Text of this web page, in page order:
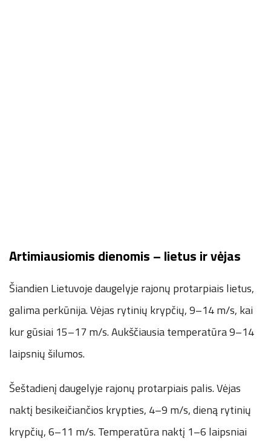
Artimiausiomis dienomis – lietus ir vėjas
Šiandien Lietuvoje daugelyje rajonų protarpiais lietus,
galima perkūnija. Vėjas rytinių krypčių, 9–14 m/s, kai
kur gūsiai 15–17 m/s. Aukščiausia temperatūra 9–14
laipsnių šilumos.
Šeštadienį daugelyje rajonų protarpiais palis. Vėjas
naktį besikeičiančios krypties, 4–9 m/s, dieną rytinių
krypčių, 6–11 m/s. Temperatūra naktį 1–6 laipsniai